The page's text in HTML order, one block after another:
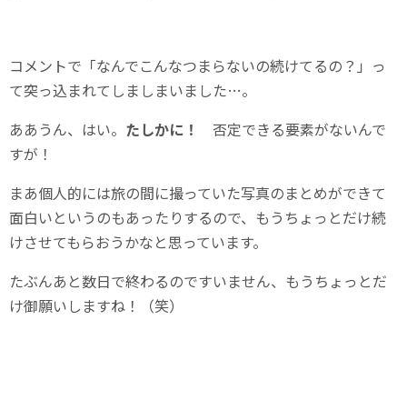
コメントで「なんでこんなつまらないの続けてるの？」っ
て突っ込まれてしましまいました…。
ああうん、はい。 たしかに！
否定できる要素がないんで
すが！
まあ個人的には旅の間に撮っていた写真のまとめができて
面白いというのもあったりするので、もうちょっとだけ続
けさせてもらおうかなと思っています。
たぶんあと数日で終わるのですいません、もうちょっとだ
け御願いしますね！（笑）